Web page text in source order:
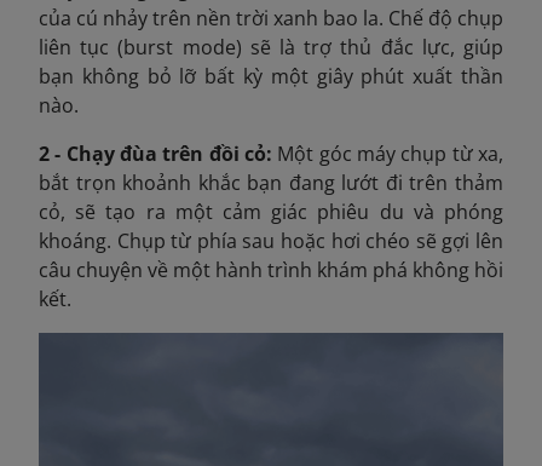
của cú nhảy trên nền trời xanh bao la. Chế độ chụp
liên tục (burst mode) sẽ là trợ thủ đắc lực, giúp
bạn không bỏ lỡ bất kỳ một giây phút xuất thần
nào.
2 - Chạy đùa trên đồi cỏ: Một góc máy chụp từ xa,
bắt trọn khoảnh khắc bạn đang lướt đi trên thảm
cỏ, sẽ tạo ra một cảm giác phiêu du và phóng
khoáng. Chụp từ phía sau hoặc hơi chéo sẽ gợi lên
câu chuyện về một hành trình khám phá không hồi
kết.